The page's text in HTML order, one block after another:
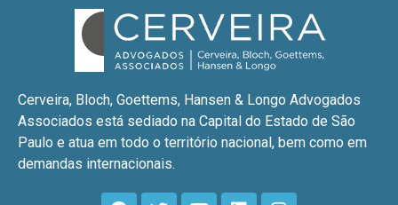
Cerveira, Bloch, Goettems, Hansen & Longo Advogados
Associados está sediado na Capital do Estado de São
Paulo e atua em todo o território nacional, bem como em
demandas internacionais.